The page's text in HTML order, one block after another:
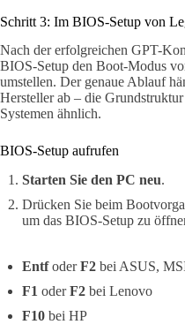
Schritt 3: Im BIOS-Setup von
Nach der erfolgreichen GPT-
BIOS-Setup den Boot-Modus
umstellen. Der genaue Ablauf
Hersteller ab – die
Systemen ähnlich.
BIOS-Setup aufrufen
Starten Sie den PC neu.
Drücken Sie beim
um das BIOS-Setup zu
EntfoderF2 bei ASUS,
F1 oderF2 bei Lenovo
F10 bei HP